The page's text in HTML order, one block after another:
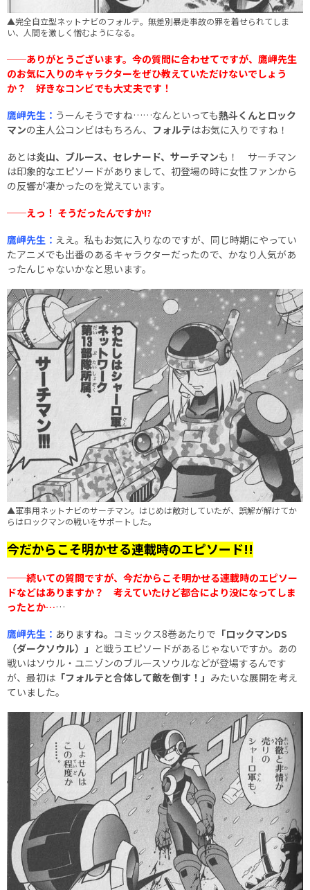
▲完全自立型ネットナビのフォルテ。無差別暴走事故の罪を着せられてしま
い、人間を激しく憎むようになる。
──ありがとうございます。今の質問に合わせてですが、鷹岬先生
のお気に入りのキャラクターをぜひ教えていただけないでしょう
か？ 好きなコンビでも大丈夫です！
鷹岬先生： うーんそうですね……なんといっても熱斗くんとロック
マンの主人公コンビはもちろん、 フォルテはお気に入りですね！
あとは炎山、ブルース、セレナード、サーチマンも！ サーチマン
は印象的なエピソードがありまして、初登場の時に女性ファンから
の反響が凄かったのを覚えています。
──えっ！ そうだったんですか!?
鷹岬先生： ええ。私もお気に入りなのですが、同じ時期にやってい
たアニメでも出番のあるキャラクターだったので、かなり人気があ
ったんじゃないかなと思います。
▲軍事用ネットナビのサーチマン。はじめは敵対していたが、誤解が解けてか
らはロックマンの戦いをサポートした。
今だからこそ明かせる連載時のエピソード!!
──続いての質問ですが、今だからこそ明かせる連載時のエピソー
ドなどはありますか？ 考えていたけど都合により没になってしま
ったとか……
鷹岬先生： ありますね。 コミックス8巻あたりで 「ロックマンDS
（ダークソウル）」 と戦うエピソードがあるじゃないですか。あの
戦いはソウル・ユニゾンのブルースソウルなどが登場するんです
が、最初は 「フォルテと合体して敵を倒す！」 みたいな展開を考え
ていました。